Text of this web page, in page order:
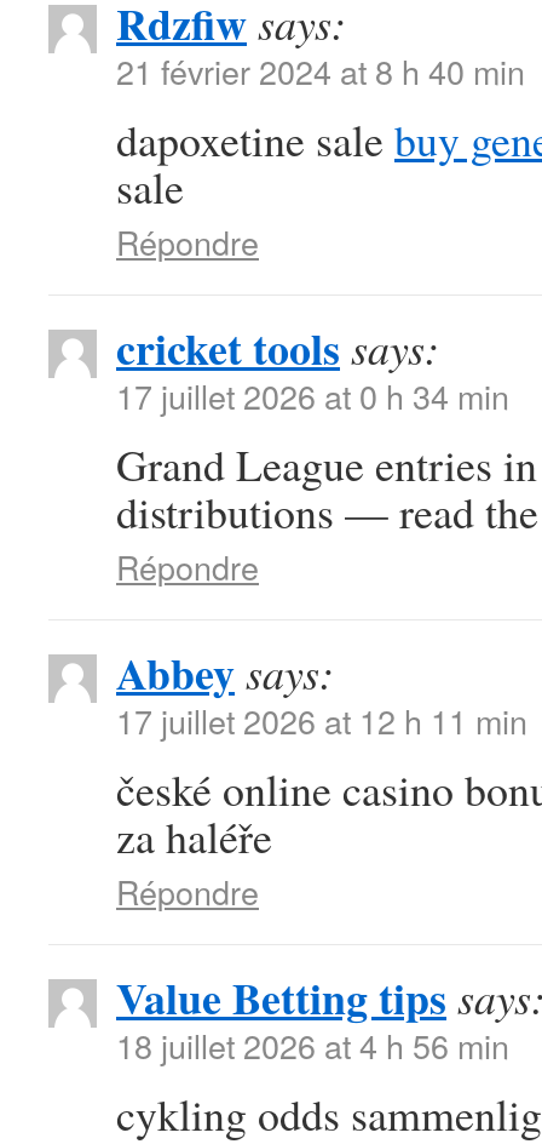
Rdzfiwsays:
21 février 2024 at 8 h 40 min
dapoxetine sale buy
sale
Répondre
cricket tools says:
17 juillet 2026 at 0 h 34 min
Grand League entries
distributions — read
Répondre
Abbeysays:
17 juillet 2026 at 12 h 11 min
české online casino
za haléře
Répondre
Value Betting tips
18 juillet 2026 at 4 h 56 min
cykling odds